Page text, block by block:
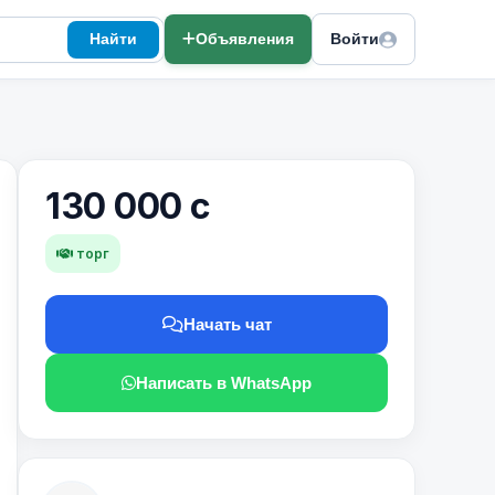
Найти Объявления Войти
130 000 с
торг
Начать чат
Написать в WhatsApp